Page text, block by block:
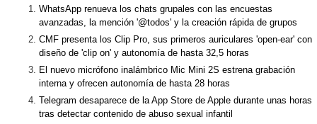
WhatsApp renueva los chats grupales con las encuestas
avanzadas, la mención '@todos' y la creación rápida de grupos
CMF presenta los Clip Pro, sus primeros auriculares 'open-ear' con
diseño de 'clip on' y autonomía de hasta 32,5 horas
El nuevo micrófono inalámbrico Mic Mini 2S estrena grabación
interna y ofrecen autonomía de hasta 28 horas
Telegram desaparece de la App Store de Apple durante unas horas
tras detectar contenido de abuso sexual infantil